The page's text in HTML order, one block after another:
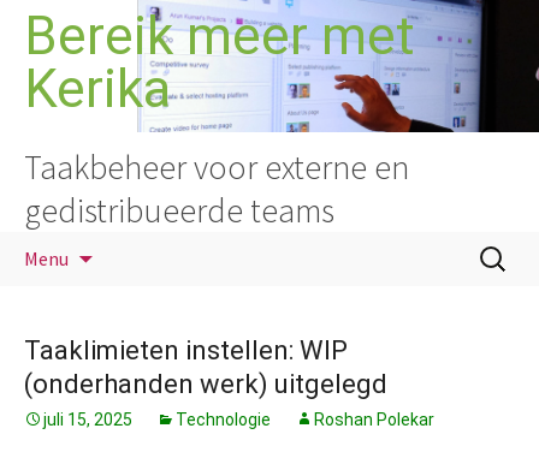
inhoud
Bereik meer met
Kerika
Taakbeheer voor externe en
gedistribueerde teams
Menu
Zoeken
naar:
Taaklimieten instellen: WIP
(onderhanden werk) uitgelegd
juli 15, 2025 Technologie Roshan Polekar